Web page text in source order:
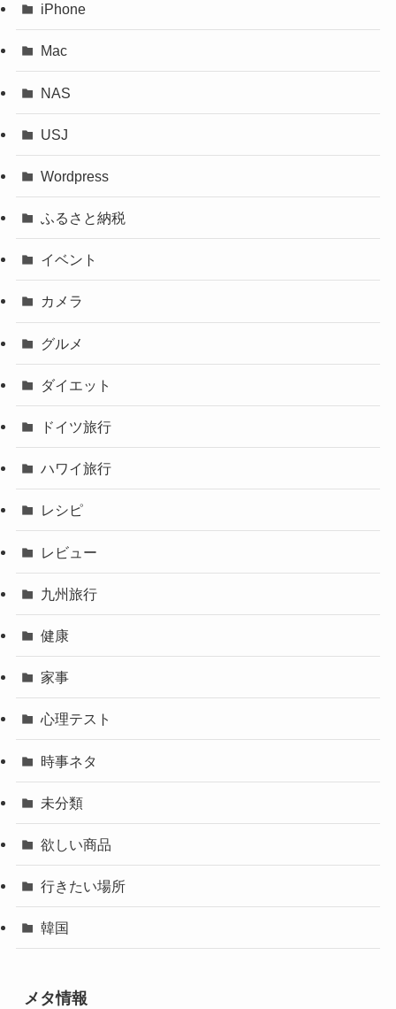
iPhone
Mac
NAS
USJ
Wordpress
ふるさと納税
イベント
カメラ
グルメ
ダイエット
ドイツ旅行
ハワイ旅行
レシピ
レビュー
九州旅行
健康
家事
心理テスト
時事ネタ
未分類
欲しい商品
行きたい場所
韓国
メタ情報